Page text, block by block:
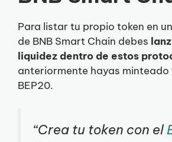
Para listar tu propio token en
de BNB Smart Chain debes
liquidez dentro de estos
anteriormente hayas
BEP20.
“Crea tu token con el